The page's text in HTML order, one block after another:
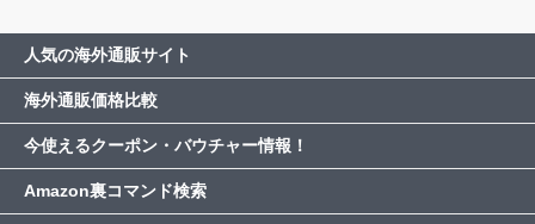
人気の海外通販サイト
海外通販価格比較
今使えるクーポン・バウチャー情報！
Amazon裏コマンド検索